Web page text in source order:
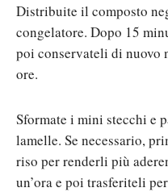
Distribuite il composto
congelatore. Dopo 15
poi conservateli di nuovo
ore.
Sformate i mini stecchi e
lamelle. Se necessario,
riso per renderli più
un’ora e poi trasferiteli